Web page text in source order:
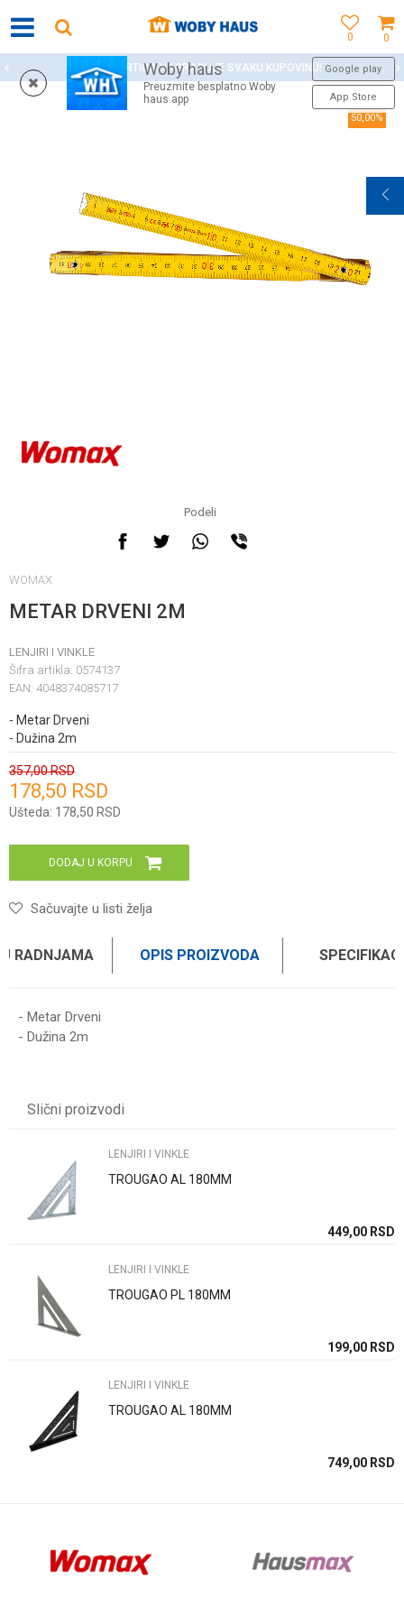
0
0
Woby haus
Preuzmite besplatno Woby
haus app
Google play
App Store
WOBY KARTICA NAGRAĐUJE SVAKU KUPOVINU!
50,00%
Podeli
WOMAX
METAR DRVENI 2M
LENJIRI I VINKLE
Šifra artikla: 0574137
EAN: 4048374085717
- Metar Drveni
- Dužina 2m
357,00RSD
178,50 RSD
Ušteda: 178,50 RSD
Unesi količinu
DODAJ U KORPU
Sačuvajte u listi želja
RADNJAMA OPIS PROIZVODA
- Metar Drveni
- Dužina 2m
Poruka
Anti-spam zaštita - izračunajte koliko je 4 + 1 :
POŠALJI
Slični proizvodi
LENJIRI I VINKLE
TROUGAO AL 180MM
449,00 RSD
LENJIRI I VINKLE
TROUGAO PL 180MM
199,00 RSD
LENJIRI I VINKLE
TROUGAO AL 180MM
749,00 RSD